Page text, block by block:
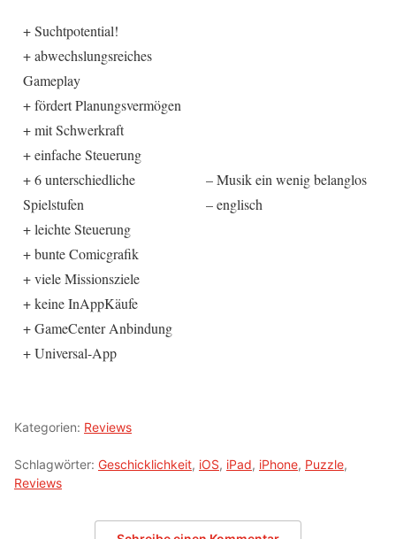
+ Suchtpotential!
+ abwechslungsreiches
Gameplay
+ fördert Planungsvermögen
+ mit Schwerkraft
+ einfache Steuerung
+ 6 unterschiedliche
Spielstufen
+ leichte Steuerung
+ bunte Comicgrafik
+ viele Missionsziele
+ keine InAppKäufe
+ GameCenter Anbindung
+ Universal-App
– Musik ein wenig belanglos
– englisch
Kategorien: Reviews
Schlagwörter: Geschicklichkeit, iOS, iPad, iPhone, Puzzle,
Reviews